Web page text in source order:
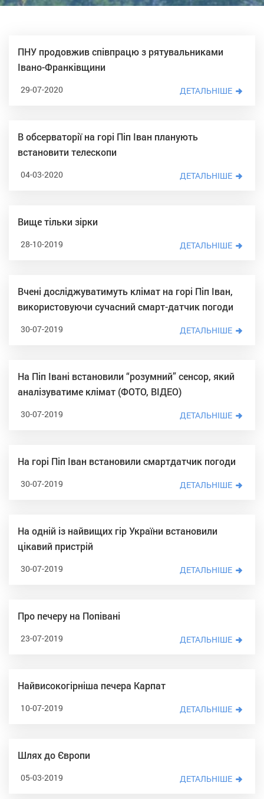
ПНУ продовжив співпрацю з рятувальниками
Івано-Франківщини
29-07-2020 ДЕТАЛЬНІШЕ
В обсерваторії на горі Піп Іван планують
встановити телескопи
04-03-2020 ДЕТАЛЬНІШЕ
Вище тільки зірки
28-10-2019 ДЕТАЛЬНІШЕ
Вчені досліджуватимуть клімат на горі Піп Іван,
використовуючи сучасний смарт-датчик погоди
30-07-2019 ДЕТАЛЬНІШЕ
На Піп Івані встановили “розумний” сенсор, який
аналізуватиме клімат (ФОТО, ВІДЕО)
30-07-2019 ДЕТАЛЬНІШЕ
На горі Піп Іван встановили смартдатчик погоди
30-07-2019 ДЕТАЛЬНІШЕ
На одній із найвищих гір України встановили
цікавий пристрій
30-07-2019 ДЕТАЛЬНІШЕ
Про печеру на Попівані
23-07-2019 ДЕТАЛЬНІШЕ
Найвисокогірніша печера Карпат
10-07-2019 ДЕТАЛЬНІШЕ
Шлях до Європи
05-03-2019 ДЕТАЛЬНІШЕ